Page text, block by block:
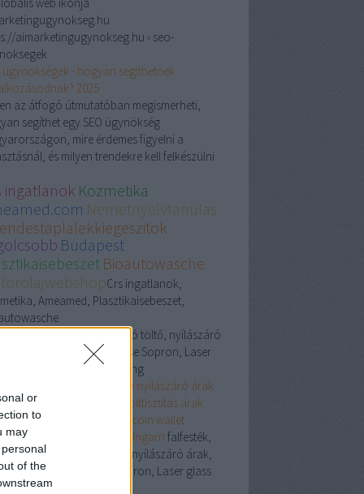
or
to
may
of the
aimarketingugynokseg.hu › seo-
ügynökségek - hogyan segíthetnek
2025
az átfogó útmutatóban megismerheti,
segíthet egy SEO ügynökség
mire érdemes figyelni a
és milyen trendekre kell felkészülni
ingatlanok Kozmetika
Nemetnyelvtanulas
Budapest
Bioautowasche
Crs ingatlanok,
Ameamed, Plasztikaisebeszet,
glett, elektromos autó töltő, nyílászáró
árak, Zahnarzt Ungarn preise Sopron, Laser
glass processing
Besen.hu nyílászáró árak
laser glass processing
Kárpittisztítás árak
Budapest
Coinjoin, Bitcoin wallet
Zahnarzt Ungarn falfesték,
elektromos autó töltő, nyílászáró árak,
Ungarn preise Sopron, Laser glass